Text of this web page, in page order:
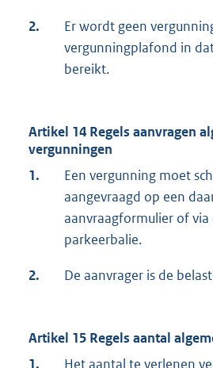
2.
Er wordt geen
vergunningplafond in
bereikt.
Artikel 14 Regels aanvragen
vergunningen
1.
Een vergunning moet
aangevraagd op een
aanvraagformulier of via
parkeerbalie.
2. De aanvrager is de
Artikel 15 Regels aantal
1.
Het aantal te verlenen